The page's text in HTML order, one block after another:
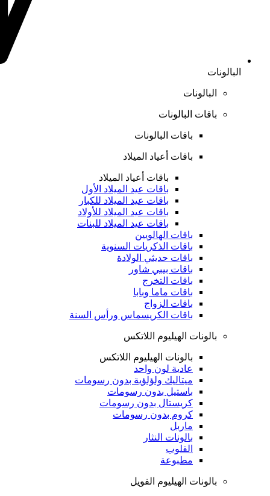
البالونات
البالونات
باقات البالونات
باقات البالونات
باقات أعياد الميلاد
باقات أعياد الميلاد
باقات عيد الميلاد الأول
باقات عيد الميلاد للكبار
باقات عيد الميلاد للأولاد
باقات عيد الميلاد للبنات
باقات الهالويين
باقات الذكريات السنوية
باقات حديثي الولادة
باقات بيبي شاور
باقات التخرج
باقات ماما وبابا
باقات الزواج
باقات الكريسماس ورأس السنة
بالونات الهيليوم اللاتكس
بالونات الهيليوم اللاتكس
عادية لون واحد
ميتاليك ولؤلؤية بدون رسومات
باستيل بدون رسومات
كريستال بدون رسومات
كروم بدون رسومات
ماربل
بالونات النثار
القلوب
مطبوعة
بالونات الهيليوم الفويل